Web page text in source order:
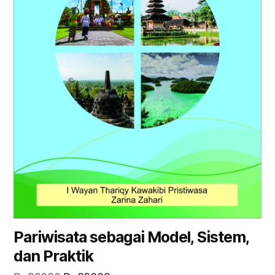
Pariwisata sebagai Model, Sistem,
dan Praktik